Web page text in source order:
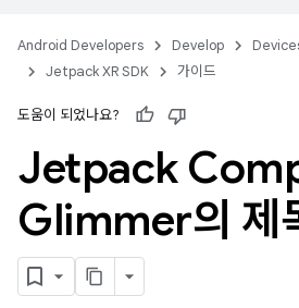
Android Developers Develop
Jetpack XR SDK
가이드
도움이 되었나요?
Jetpack
Glimmer의 제